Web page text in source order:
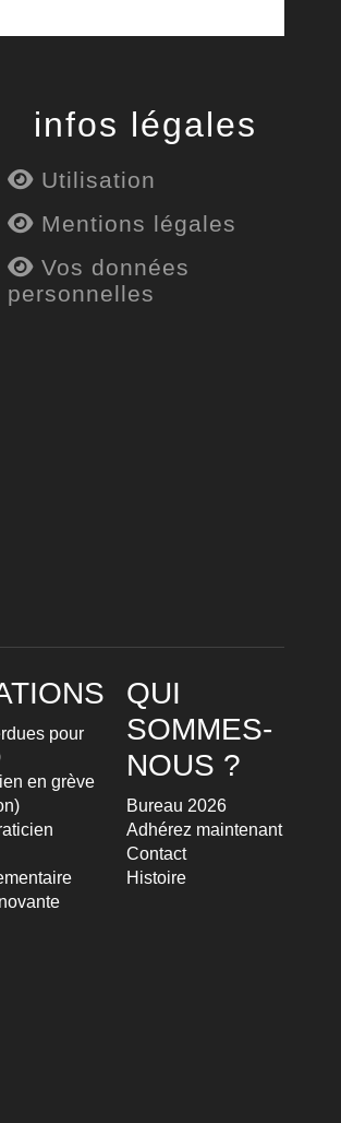
infos légales
Utilisation
Mentions légales
Vos données
personnelles
pour
en grève
QUI
SOMMES-
NOUS ?
Bureau 2026
Adhérez maintenant
Contact
Histoire